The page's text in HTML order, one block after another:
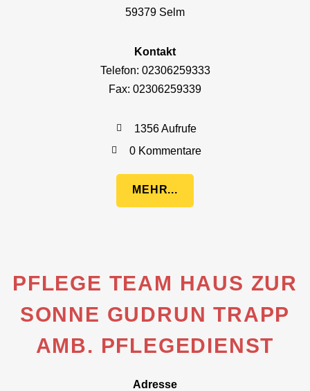
59379 Selm
Kontakt
Telefon: 02306259333
Fax: 02306259339
1356 Aufrufe
0 Kommentare
MEHR...
PFLEGE TEAM HAUS ZUR
SONNE GUDRUN TRAPP
AMB. PFLEGEDIENST
Adresse